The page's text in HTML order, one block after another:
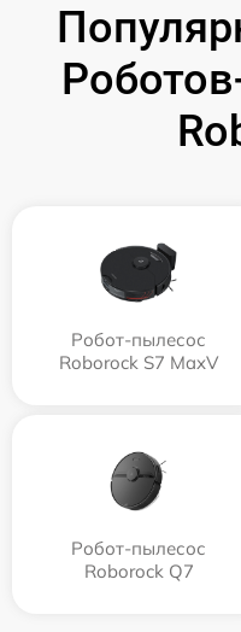
Робот-пылесос
Roborock S7 MaxV
Робот-пылесос
Roborock Q7